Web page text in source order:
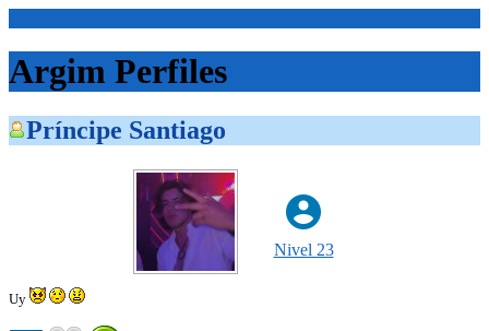
Argim Perfiles
Príncipe Santiago
Nivel 23
Uy